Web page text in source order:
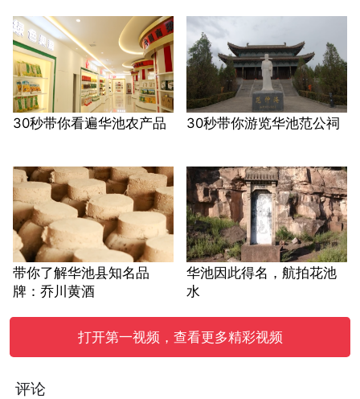
30秒带你看遍华池农产品 30秒带你游览华池范公祠
带你了解华池县知名品
牌：乔川黄酒
华池因此得名，航拍花池
水
打开第一视频，查看更多精彩视频
评论